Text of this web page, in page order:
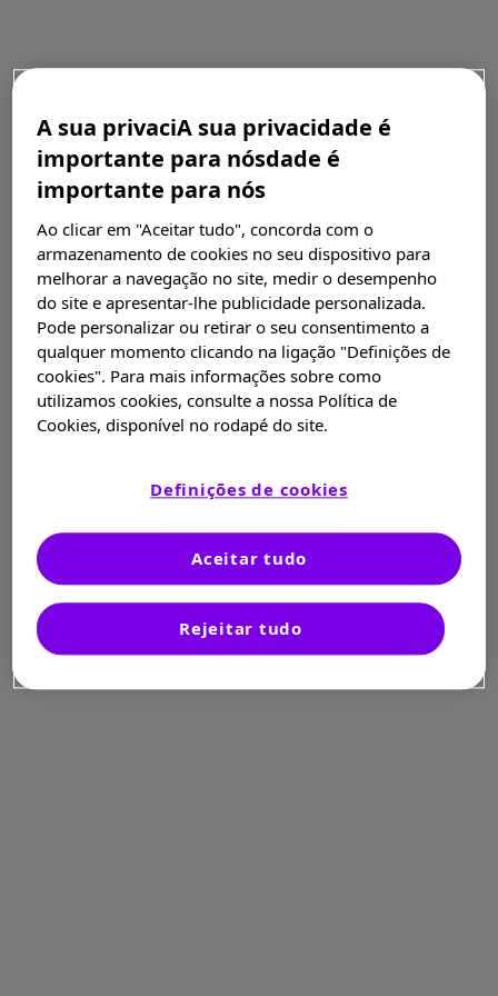
A sua privaciA sua privacidade é
importante para nósdade é
importante para nós
Ao clicar em "Aceitar tudo", concorda com o
armazenamento de cookies no seu dispositivo para
melhorar a navegação no site, medir o desempenho
do site e apresentar-lhe publicidade personalizada.
Pode personalizar ou retirar o seu consentimento a
qualquer momento clicando na ligação "Definições de
cookies". Para mais informações sobre como
utilizamos cookies, consulte a nossa Política de
Cookies, disponível no rodapé do site.
Definições de cookies
Rejeitar tudo
Aceitar tudo